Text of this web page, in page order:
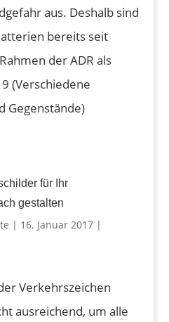
aus. Deshalb sind
bereits seit
der ADR als
(Verschiedene
Gegenstände)
für Ihr
gestalten
| 16. Januar 2017|
Verkehrszeichen
ausreichend, um alle